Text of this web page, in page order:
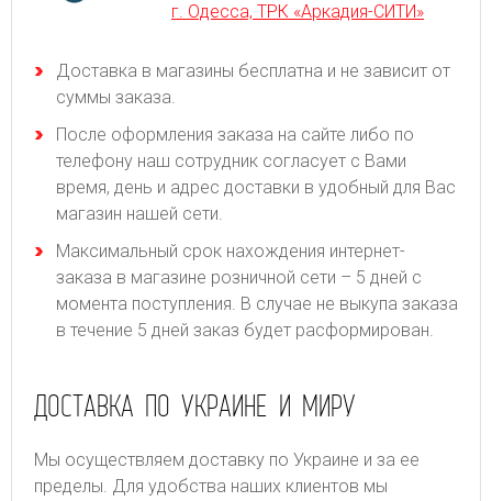
г. Одесса, ТРК «Аркадия-СИТИ»
Доставка в магазины бесплатна и не зависит от
суммы заказа.
После оформления заказа на сайте либо по
телефону наш сотрудник согласует с Вами
время, день и адрес доставки в удобный для Вас
магазин нашей сети.
Максимальный срок нахождения интернет-
заказа в магазине розничной сети – 5 дней с
момента поступления. В случае не выкупа заказа
в течение 5 дней заказ будет расформирован.
ДОСТАВКА ПО УКРАИНЕ И МИРУ
Мы осуществляем доставку по Украине и за ее
пределы. Для удобства наших клиентов мы